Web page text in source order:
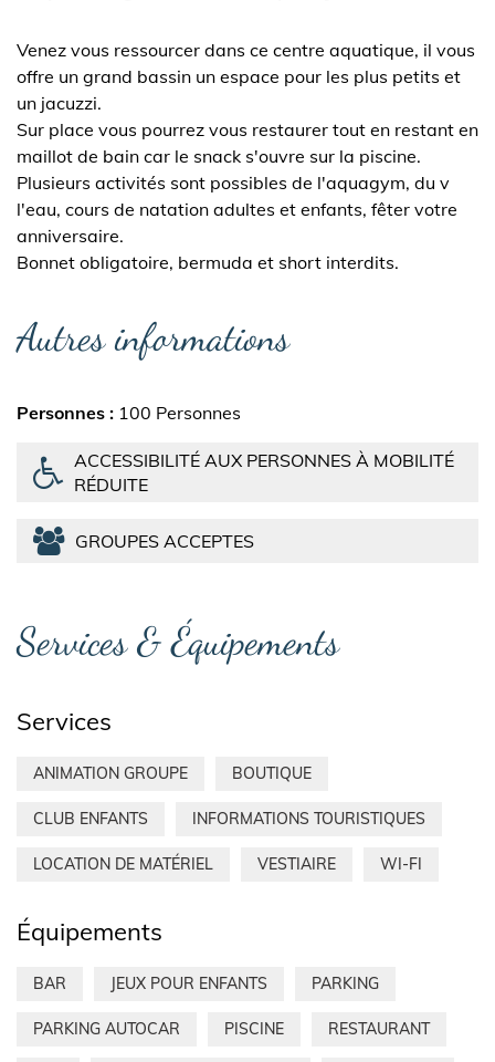
Venez vous ressourcer dans ce centre aquatique, il vous
offre un grand bassin un espace pour les plus petits et
un jacuzzi.
Sur place vous pourrez vous restaurer tout en restant en
maillot de bain car le snack s'ouvre sur la piscine.
Plusieurs activités sont possibles de l'aquagym, du v
l'eau, cours de natation adultes et enfants, fêter votre
anniversaire.
Bonnet obligatoire, bermuda et short interdits.
Autres informations
Personnes 100 Personnes
ACCESSIBILITÉ AUX PERSONNES À MOBILITÉ
RÉDUITE
GROUPES ACCEPTES
Services & Équipements
Services
ANIMATION GROUPE BOUTIQUE
CLUB ENFANTS INFORMATIONS TOURISTIQUES
LOCATION DE MATÉRIEL VESTIAIRE WI-FI
Équipements
BAR JEUX POUR ENFANTS PARKING
PARKING AUTOCAR PISCINE RESTAURANT